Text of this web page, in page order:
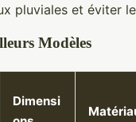
pluviales et éviter
Modèles
Dimensi